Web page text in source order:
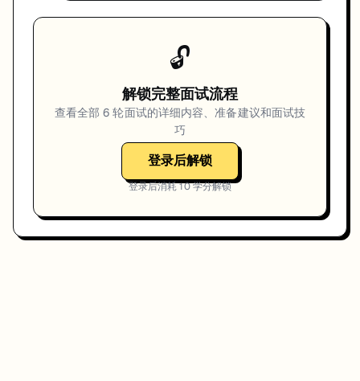
🔓
解锁完整面试流程
查看全部6 轮面试的详细内容、准备建议和面试技
巧
登录后解锁
登录后消耗10学分解锁